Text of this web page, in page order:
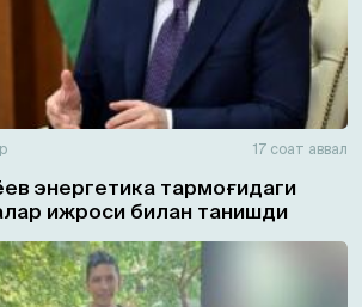
17 соат аввал
энергетика тармоғидаги
ижроси билан танишди